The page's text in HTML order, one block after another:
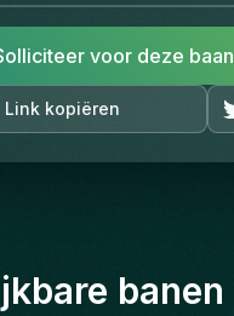
Link kopiëren
voor deze baan
banen